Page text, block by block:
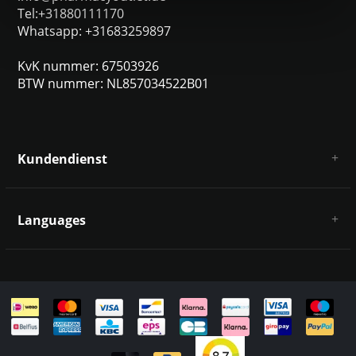
Tel:+31880111170
Whatsapp: +31683259897
KvK nummer: 67503926
BTW nummer: NL857034522B01
Kundendienst
Haftungsausschluss und Datenschutz
Sitemap
Languages
English